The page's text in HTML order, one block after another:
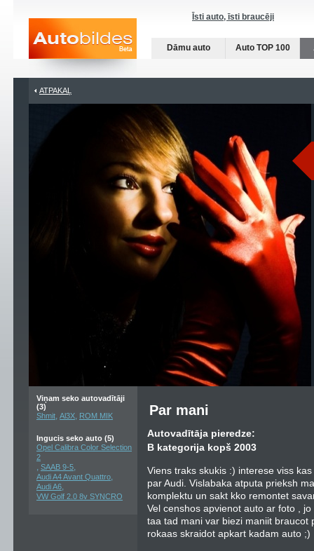
Īsti auto, īsti braucēji
Dāmu auto Auto TOP 100
ATPAKAĻ
Viņam seko autovadītāji
(3)
Shmit, Al3X, ROM MIK
Ingucis seko auto (5)
Opel Calibra Color Selection
2
, SAAB 9-5,
Audi A4 Avant Quattro,
Audi A6,
VW Golf 2.0 8v SYNCRO
Par mani
Autovadītāja pieredze:
B kategorija kopš 2003
Viens traks skukis :) interese viss
par Audi. Vislabaka atputa prieksh
komplektu un sakt kko remontet
Vel censhos apvienot auto ar foto ,
taa tad mani var biezi maniit braucot
rokaas skraidot apkart kadam auto ;)